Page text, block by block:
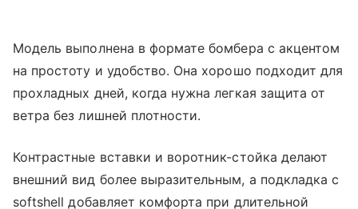
Модель выполнена в формате бомбера с акцентом
на простоту и удобство. Она хорошо подходит для
прохладных дней, когда нужна легкая защита от
ветра без лишней плотности.
Контрастные вставки и воротник-стойка делают
внешний вид более выразительным, а подкладка с
softshell добавляет комфорта при длительной